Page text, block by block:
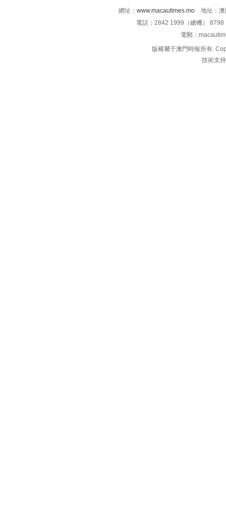
網址： www.macautimes.mo 地址：澳
電話：2842 1999（總機）
電郵：
版權屬于澳門時報所有.
技術支